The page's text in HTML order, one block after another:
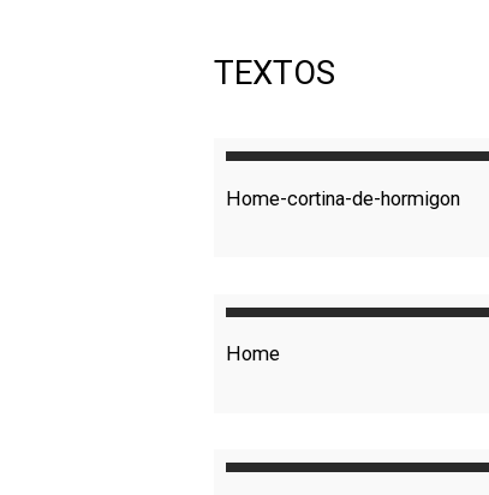
TEXTOS
Home-cortina-de-hormigon
Home